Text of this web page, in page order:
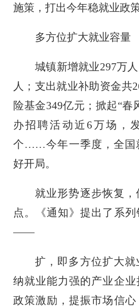
施策，打出今年稳就业政策
多方位扩大就业容量
城镇新增就业297万
人；支出就业补助资金共
险基金349亿元；掀起“春
办招聘活动近6万场，
个……今年一季度，全国
好开局。
就业形势逐步恢复
点。《通知》提出了系
——
扩，即多方位扩大就
纳就业能力强的产业企
政策激励，提振市场信